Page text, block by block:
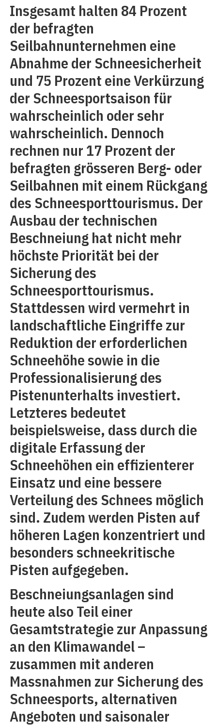
Insgesamt halten 84 Prozent
der befragten
Seilbahnunternehmen eine
Abnahme der Schneesicherheit
und 75 Prozent eine Verkürzung
der Schneesportsaison für
wahrscheinlich oder sehr
wahrscheinlich. Dennoch
rechnen nur 17 Prozent der
befragten grösseren Berg- oder
Seilbahnen mit einem Rückgang
des Schneesporttourismus. Der
Ausbau der technischen
Beschneiung hat nicht mehr
höchste Priorität bei der
Sicherung des
Schneesporttourismus.
Stattdessen wird vermehrt in
landschaftliche Eingriffe zur
Reduktion der erforderlichen
Schneehöhe sowie in die
Professionalisierung des
Pistenunterhalts investiert.
Letzteres bedeutet
beispielsweise, dass durch die
digitale Erfassung der
Schneehöhen ein effizienterer
Einsatz und eine bessere
Verteilung des Schnees möglich
sind. Zudem werden Pisten auf
höheren Lagen konzentriert und
besonders schneekritische
Pisten aufgegeben.
Beschneiungsanlagen sind
heute also Teil einer
Gesamtstrategie zur Anpassung
an den Klimawandel –
zusammen mit anderen
Massnahmen zur Sicherung des
Schneesports, alternativen
Angeboten und saisonaler